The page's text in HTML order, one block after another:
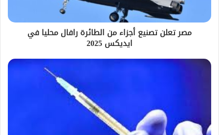
مصر تعلن تصنيع أجزاء من الطائرة رافال محليا في
ايديكس 2025